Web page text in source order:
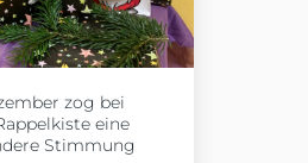
zog bei
eine
Stimmung